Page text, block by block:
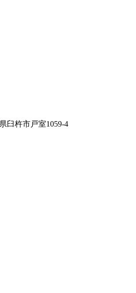
臼杵市戸室1059-4